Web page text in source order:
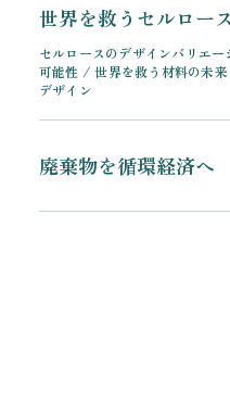
世界を救うセルロー
セルロースのデザインバリエ
可能性 / 世界を救う材料の未
デザイン
廃棄物を循環経済へ